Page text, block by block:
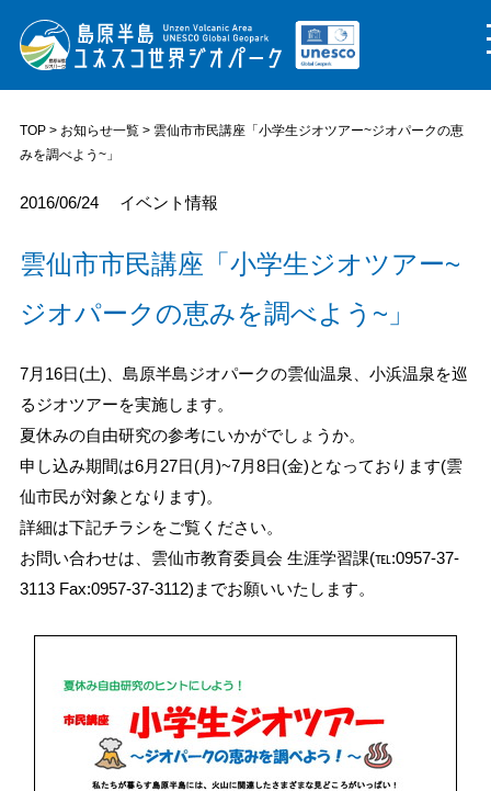
TOP> お知らせ一覧> 雲仙市市民講座「小学生ジオツアー~ジオパークの恵
みを調べよう~」
2016/06/24 イベント情報
雲仙市市民講座「小学生ジオツアー~
ジオパークの恵みを調べよう~」
7月16日(土)、島原半島ジオパークの雲仙温泉、小浜温泉を巡
るジオツアーを実施します。
夏休みの自由研究の参考にいかがでしょうか。
申し込み期間は6月27日(月)~7月8日(金)となっております(雲
仙市民が対象となります)。
詳細は下記チラシをご覧ください。
お問い合わせは、雲仙市教育委員会 生涯学習課(℡:0957-37-
3113 Fax:0957-37-3112)までお願いいたします。